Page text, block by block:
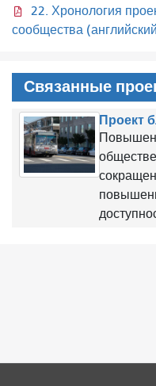
22. Хронология
сообщества
Связанные
Проект